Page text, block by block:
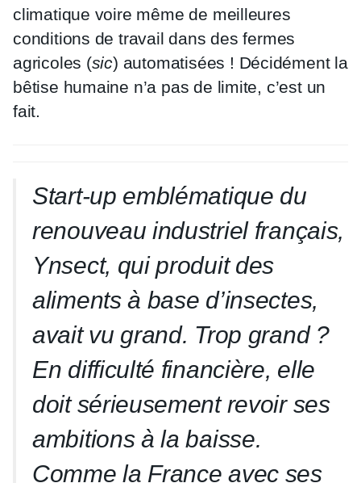
climatique voire même de meilleures
conditions de travail dans des fermes
agricoles (sic) automatisées ! Décidément la
bêtise humaine n’a pas de limite, c’est un
fait.
Start-up emblématique du
renouveau industriel français,
Ynsect, qui produit des
aliments à base d’insectes,
avait vu grand. Trop grand ?
En difficulté financière, elle
doit sérieusement revoir ses
ambitions à la baisse.
Comme la France avec ses